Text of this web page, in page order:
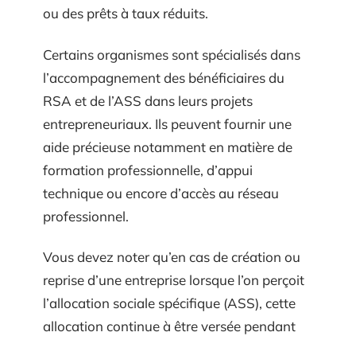
ou des prêts à taux réduits.
Certains organismes sont spécialisés dans
l’accompagnement des bénéficiaires du
RSA et de l’ASS dans leurs projets
entrepreneuriaux. Ils peuvent fournir une
aide précieuse notamment en matière de
formation professionnelle, d’appui
technique ou encore d’accès au réseau
professionnel.
Vous devez noter qu’en cas de création ou
reprise d’une entreprise lorsque l’on perçoit
l’allocation sociale spécifique (ASS), cette
allocation continue à être versée pendant